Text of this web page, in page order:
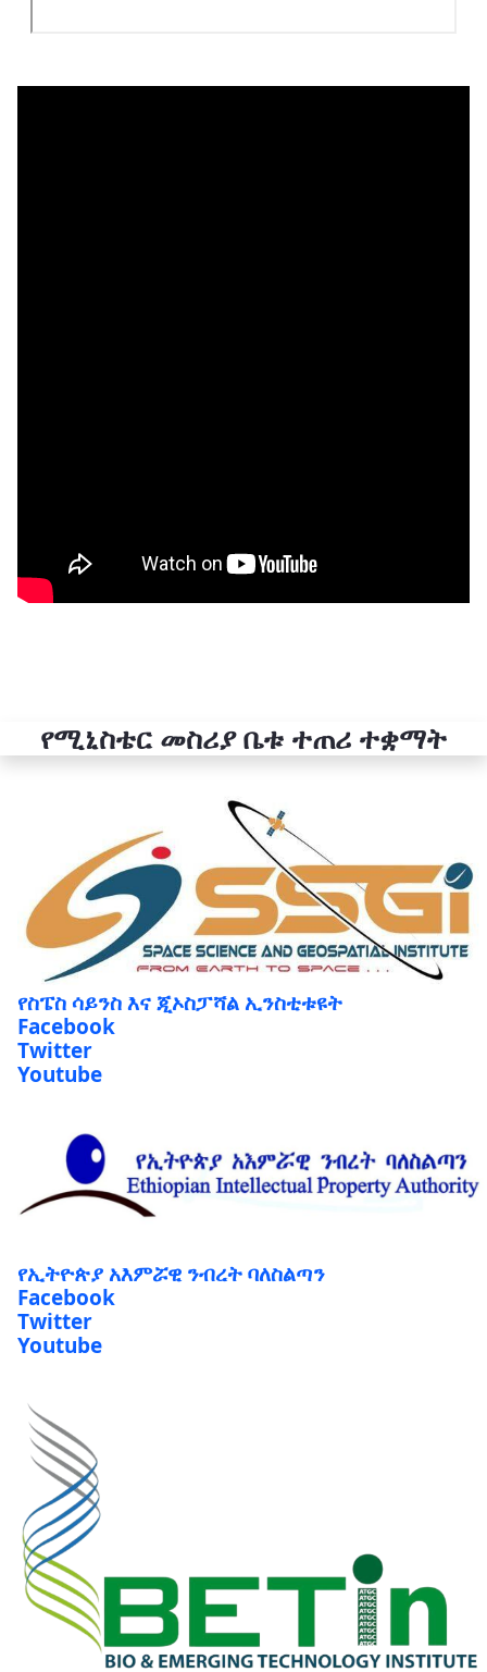
የሚኒስቴር መስሪያ ቤቱ ተጠሪ ተቋማት
የስፔስ ሳይንስ እና ጂኦስፓሻል ኢንስቲቱዩት
Facebook
Twitter
Youtube
የኢትዮጵያ አእምሯዊ ንብረት ባለስልጣን
Facebook
Twitter
Youtube